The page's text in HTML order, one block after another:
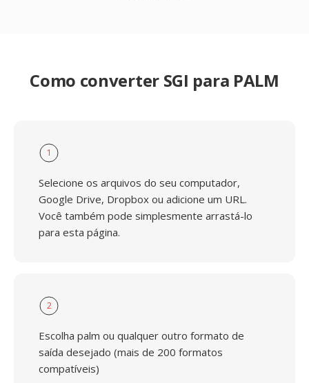
Como converter SGI para PALM
1
Selecione os arquivos do seu computador,
Google Drive, Dropbox ou adicione um URL.
Você também pode simplesmente arrastá-lo
para esta página.
2
Escolha palm ou qualquer outro formato de
saída desejado (mais de 200 formatos
compatíveis)